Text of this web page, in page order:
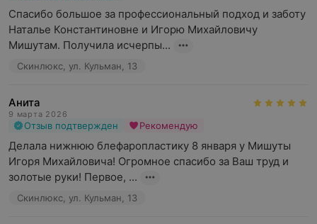
Спасибо большое за профессиональный подход и заботу
Наталье Константиновне и Игорю Михайловичу
Мишутам. Получила исчерпы...
Скинлюкс, ул. Кульман, 13
Анита
9 марта 2026
Отзыв подтвержден Рекомендую
Делала нижнюю блефаропластику 8 января у Мишуты
Игоря Михайловича! Огромное спасибо за Ваш труд и
золотые руки! Первое, ...
Скинлюкс, ул. Кульман, 13